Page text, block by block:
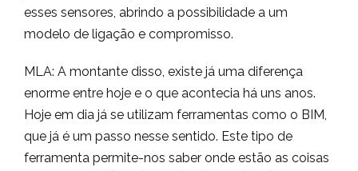
esses sensores, abrindo a possibilidade a um
modelo de ligação e compromisso.
MLA: A montante disso, existe já uma diferença
enorme entre hoje e o que acontecia há uns anos.
Hoje em dia já se utilizam ferramentas como o BIM,
que já é um passo nesse sentido. Este tipo de
ferramenta permite-nos saber onde estão as coisas